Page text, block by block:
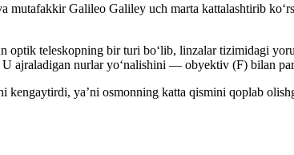
Galileo Galiley uch marta kattalashtirib
teleskopning bir turi boʻlib, linzalar tizimidagi
ajraladigan nurlar yoʻnalishini — obyektiv (F) bilan
kengaytirdi, yaʼni osmonning katta qismini qoplab